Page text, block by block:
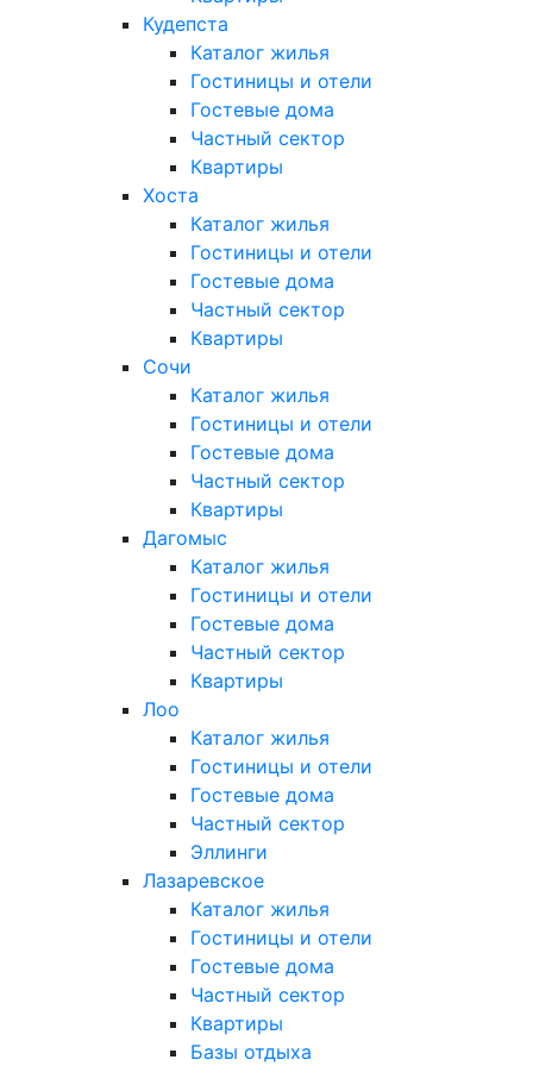
Кудепста
Каталог жилья
Гостиницы и отели
Гостевые дома
Частный сектор
Квартиры
Хоста
Каталог жилья
Гостиницы и отели
Гостевые дома
Частный сектор
Квартиры
Сочи
Каталог жилья
Гостиницы и отели
Гостевые дома
Частный сектор
Квартиры
Дагомыс
Каталог жилья
Гостиницы и отели
Гостевые дома
Частный сектор
Квартиры
Лоо
Каталог жилья
Гостиницы и отели
Гостевые дома
Частный сектор
Эллинги
Лазаревское
Каталог жилья
Гостиницы и отели
Гостевые дома
Частный сектор
Квартиры
Базы отдыха